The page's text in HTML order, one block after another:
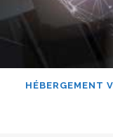
HÉBERGEMENT